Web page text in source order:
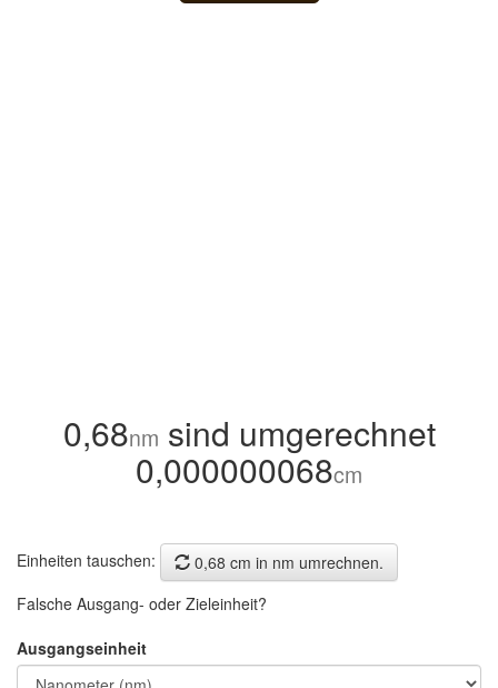
0,68nm sind umgerechnet
0,000000068cm
Einheiten tauschen:
0,68 cm in nm umrechnen.
Falsche Ausgang- oder Zieleinheit?
Ausgangseinheit